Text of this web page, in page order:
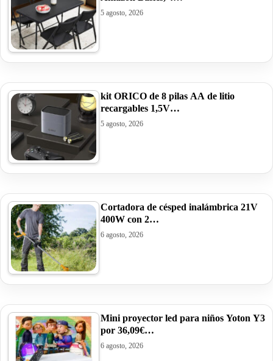
5 agosto, 2026
kit ORICO de 8 pilas AA de litio
recargables 1,5V…
5 agosto, 2026
Cortadora de césped inalámbrica 21V
400W con 2…
6 agosto, 2026
Mini proyector led para niños Yoton Y3
por 36,09€…
6 agosto, 2026